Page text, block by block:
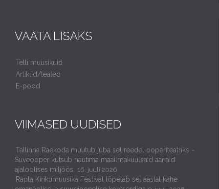
VAATA LISAKS
Telli muusikuid
Artiklid/teated
E-pood
VIIMASED UUDISED
Tallinna Raekoda muutub juba sel reedel ooperiteatriks –
Suveooper kutsub nautima maailmakuulsaid aariaid
ajaloolises miljöös.
16. juuli 2026
Rapla Kirikumuusika Festival lõpetab sel aastal kahe